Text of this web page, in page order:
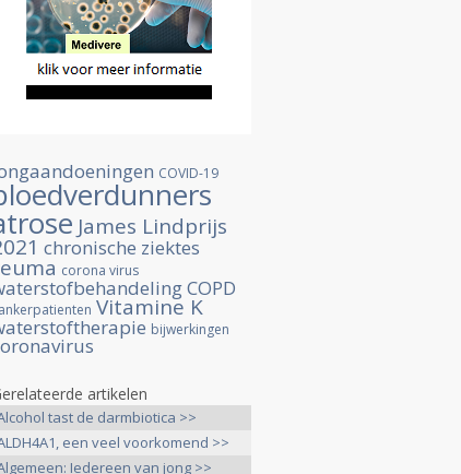
COVID-19
James Lindprijs
chronische ziektes
corona virus
COPD
Vitamine K
bijwerkingen
artikelen
tast de darmbiotica >>
een veel voorkomend >>
Iedereen van jong >>